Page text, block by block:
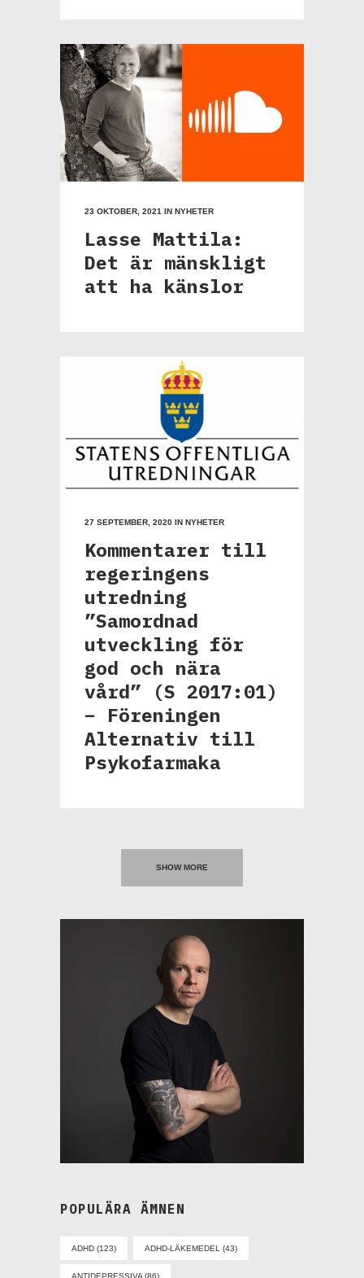
23 OKTOBER, 2021 IN NYHETER
Lasse Mattila:
Det är mänskligt
att ha känslor
27 SEPTEMBER, 2020 IN NYHETER
Kommentarer till
regeringens
utredning
”Samordnad
utveckling för
god och nära
vård” (S 2017:01)
– Föreningen
Alternativ till
Psykofarmaka
SHOW MORE
POPULÄRA ÄMNEN
ADHD (123) ADHD-LÄKEMEDEL (43)
ANTIDEPRESSIVA (86)